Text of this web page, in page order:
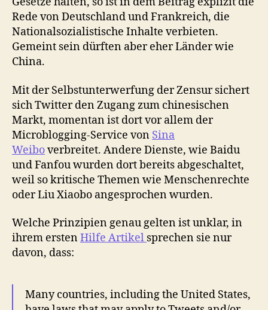
Rede von Deutschland und Frankreich, die
Nationalsozialistische Inhalte verbieten.
Gemeint sein dürften aber eher Länder wie
China.
Mit der Selbstunterwerfung der Zensur sichert
sich Twitter den Zugang zum chinesischen
Markt, momentan ist dort vor allem der
Microblogging-Service von Sina
Weiboverbreitet. Andere Dienste, wie Baidu
und Fanfou wurden dort bereits abgeschaltet,
weil so kritische Themen wie Menschenrechte
oder Liu Xiaobo angesprochen wurden.
Welche Prinzipien genau gelten ist unklar, in
ihrem erstenHilfe Artikel sprechen sie nur
davon, dass:
Many countries, including the United States,